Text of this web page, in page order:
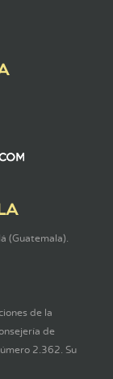
(Guatemala).
de la
de
2.362. Su